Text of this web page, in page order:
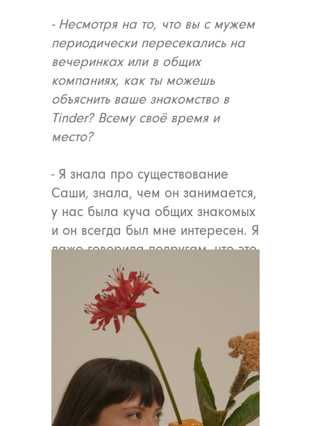
- Несмотря на то, что вы с мужем
периодически пересекались на
вечеринках или в общих
компаниях, как ты можешь
объяснить ваше знакомство в
Tinder? Всему своё время и
место?
- Я знала про существование
Саши, знала, чем он занимается,
у нас была куча общих знакомых
и он всегда был мне интересен. Я
даже говорила подругам, что это
единственный мужчина в Москве,
с которым я бы с удовольствием
поужинала. Так и получилось,
правда я так нервничала, что
было не до еды :)
На самом деле все могло
сложиться совсем иначе, если бы
мы встретились раньше — мы
познакомились точно в период,
СОГЛАСИЕ НА ОБРАБОТКУ ПЕРСОНАЛЬНЫХ ДАННЫХ
ПОЛИТИКА КОНФИДЕНЦИАЛЬНОСТИ
КОНТАКТЫ
2025 © QARI QRIS
Вакансии